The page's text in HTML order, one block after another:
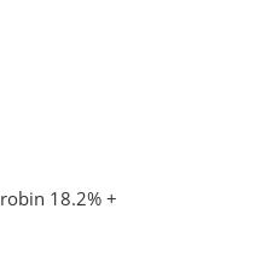
18.2% +